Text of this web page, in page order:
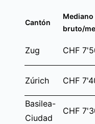
Cantón
Mediano
bruto/
Zug CHF
Zúrich CHF
Basilea-
Ciudad
CHF